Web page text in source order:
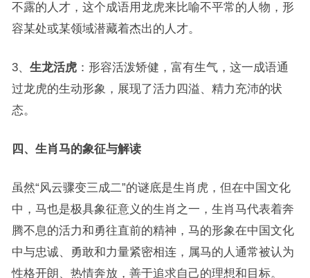
不露的人才，这个成语用龙虎来比喻不平常的人物，形
容某处或某领域潜藏着杰出的人才。
3、 生龙活虎：形容活泼矫健，富有生气，这一成语通
过龙虎的生动形象，展现了活力四溢、精力充沛的状
态。
四、生肖马的象征与解读
虽然“风云骤变三成二”的谜底是生肖虎，但在中国文化
中，马也是极具象征意义的生肖之一，生肖马代表着奔
腾不息的活力和勇往直前的精神，马的形象在中国文化
中与忠诚、勇敢和力量紧密相连，属马的人通常被认为
性格开朗、热情奔放，善于追求自己的理想和目标。